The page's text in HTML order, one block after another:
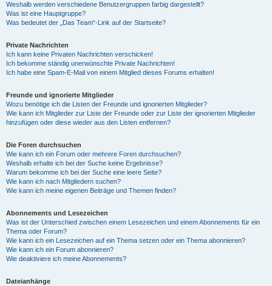
Weshalb werden verschiedene Benutzergruppen farbig dargestellt?
Was ist eine Hauptgruppe?
Was bedeutet der „Das Team“-Link auf der Startseite?
Private Nachrichten
Ich kann keine Privaten Nachrichten verschicken!
Ich bekomme ständig unerwünschte Private Nachrichten!
Ich habe eine Spam-E-Mail von einem Mitglied dieses Forums erhalten!
Freunde und ignorierte Mitglieder
Wozu benötige ich die Listen der Freunde und ignorierten Mitglieder?
Wie kann ich Mitglieder zur Liste der Freunde oder zur Liste der ignorierten Mitglieder
hinzufügen oder diese wieder aus den Listen entfernen?
Die Foren durchsuchen
Wie kann ich ein Forum oder mehrere Foren durchsuchen?
Weshalb erhalte ich bei der Suche keine Ergebnisse?
Warum bekomme ich bei der Suche eine leere Seite?
Wie kann ich nach Mitgliedern suchen?
Wie kann ich meine eigenen Beiträge und Themen finden?
Abonnements und Lesezeichen
Was ist der Unterschied zwischen einem Lesezeichen und einem Abonnements für ein
Thema oder Forum?
Wie kann ich ein Lesezeichen auf ein Thema setzen oder ein Thema abonnieren?
Wie kann ich ein Forum abonnieren?
Wie deaktiviere ich meine Abonnements?
Dateianhänge